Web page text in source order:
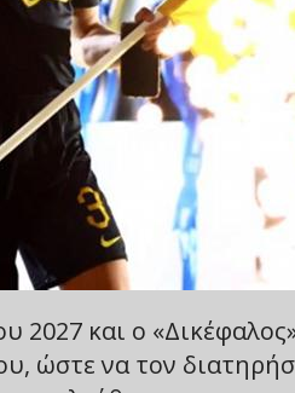
2027 και ο
ώστε να τον